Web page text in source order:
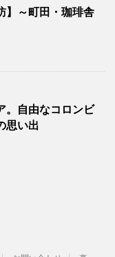
】～町田・珈琲舎
。自由なコロンビ
思い出